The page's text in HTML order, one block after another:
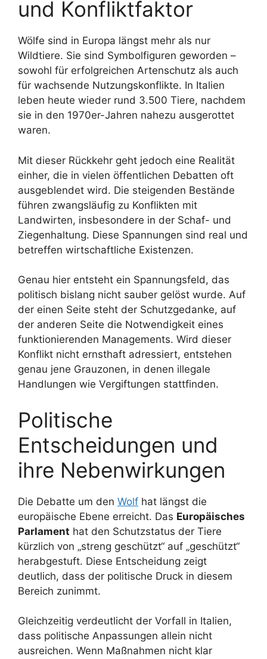
und Konfliktfaktor
Wölfe sind in Europa längst mehr als nur
Wildtiere. Sie sind Symbolfiguren geworden –
sowohl für erfolgreichen Artenschutz als auch
für wachsende Nutzungskonflikte. In Italien
leben heute wieder rund 3.500 Tiere, nachdem
sie in den 1970er-Jahren nahezu ausgerottet
waren.
Mit dieser Rückkehr geht jedoch eine Realität
einher, die in vielen öffentlichen Debatten oft
ausgeblendet wird. Die steigenden Bestände
führen zwangsläufig zu Konflikten mit
Landwirten, insbesondere in der Schaf- und
Ziegenhaltung. Diese Spannungen sind real und
betreffen wirtschaftliche Existenzen.
Genau hier entsteht ein Spannungsfeld, das
politisch bislang nicht sauber gelöst wurde. Auf
der einen Seite steht der Schutzgedanke, auf
der anderen Seite die Notwendigkeit eines
funktionierenden Managements. Wird dieser
Konflikt nicht ernsthaft adressiert, entstehen
genau jene Grauzonen, in denen illegale
Handlungen wie Vergiftungen stattfinden.
Politische
Entscheidungen und
ihre Nebenwirkungen
Die Debatte um den Wolf hat längst die
europäische Ebene erreicht. Das Europäisches
Parlament hat den Schutzstatus der Tiere
kürzlich von „streng geschützt“ auf „geschützt“
herabgestuft. Diese Entscheidung zeigt
deutlich, dass der politische Druck in diesem
Bereich zunimmt.
Gleichzeitig verdeutlicht der Vorfall in Italien,
dass politische Anpassungen allein nicht
ausreichen. Wenn Maßnahmen nicht klar